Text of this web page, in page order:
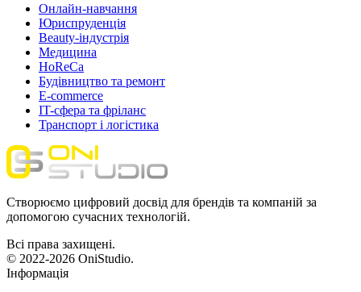
Онлайн-навчання
Юриспруденція
Beauty-індустрія
Медицина
HoReCa
Будівництво та ремонт
E-commerce
IT-сфера та фріланс
Транспорт і логістика
Створюємо цифровий досвід для брендів та компаній за
допомогою сучасних технологій.
Всі права захищені.
© 2022-2026 OniStudio.
Інформація